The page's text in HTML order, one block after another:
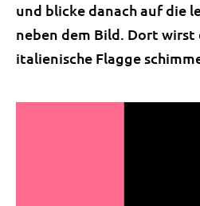
und blicke danach auf die
neben dem Bild. Dort
italienische Flagge